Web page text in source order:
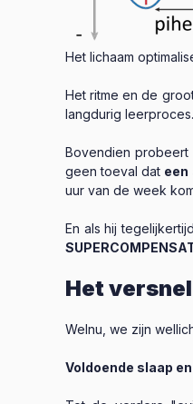
Het lichaam
Het ritme en de
langdurig leerproces.
Bovendien probeert
geen toeval dat een
uur van de week
En als hij
Het
Welnu, we zijn
Voldoende slaap